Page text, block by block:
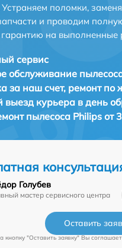
Устраняем поломки,
и проводим
на выполненные
сервис
обслуживание
за наш счет, ремонт по
выезд курьера в день
пылесоса Philips от
Голубев
мастер сервисного центра
Оставить
кнопку "Оставить заявку" Вы